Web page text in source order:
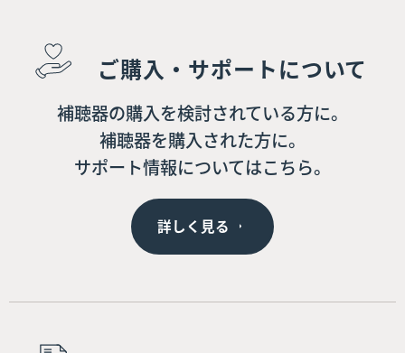
ご購入・サポートについて
補聴器の購入を検討されている方に。
補聴器を購入された方に。
サポート情報についてはこちら。
詳しく見る